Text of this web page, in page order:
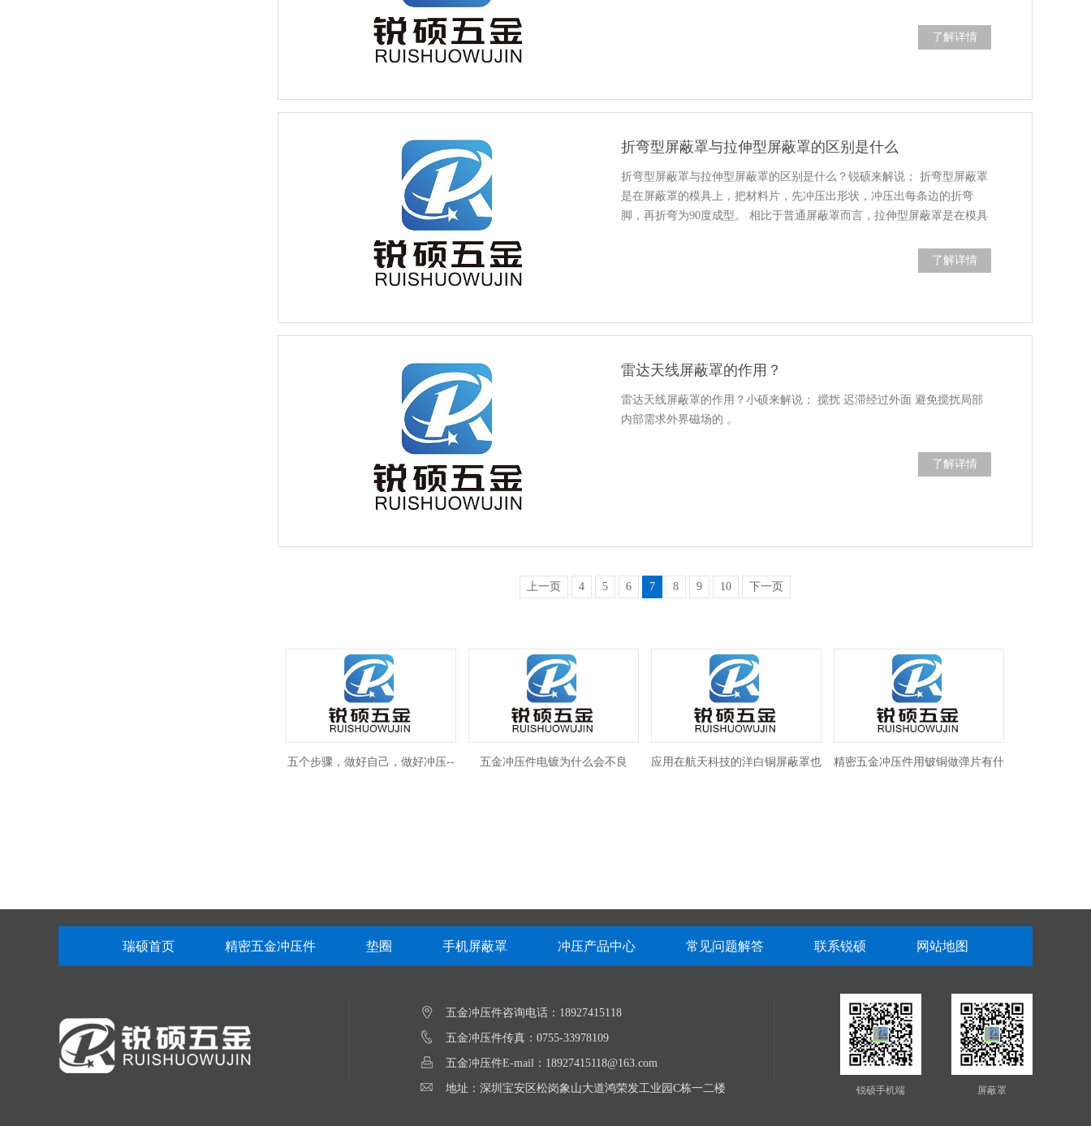
了解详情
折弯型屏蔽罩与拉伸型屏蔽罩的区别是什么
折弯型屏蔽罩与拉伸型屏蔽罩的区别是什么？锐硕来解说； 折弯型屏蔽罩
是在屏蔽罩的模具上，把材料片，先冲压出形状，冲压出每条边的折弯
脚，再折弯为90度成型。 相比于普通屏蔽罩而言，拉伸型屏蔽罩是在模具
了解详情
雷达天线屏蔽罩的作用？
雷达天线屏蔽罩的作用？小硕来解说； 搅扰 迟滞经过外面 避免搅扰局部
内部需求外界磁场的 。
了解详情
上一页 4 5 6 7 8 9 10 下一页
五个步骤，做好自己，做好冲压-- 五金冲压件电镀为什么会不良 应用在航天科技的洋白铜屏蔽罩也 精密五金冲压件用铍铜做弹片有什
精密五金冲压的常识问题--深圳锐 15年只专注做一件事 -深圳锐硕精
瑞硕首页 精密五金冲压件 垫圈 手机屏蔽罩 冲压产品中心 常见问题解答 联系锐硕 网站地图
屏蔽罩
锐硕手机端
五金冲压件咨询电话：18927415118
五金冲压件传真：0755-33978109
五金冲压件E-mail：18927415118@163.com
地址：深圳宝安区松岗象山大道鸿荣发工业园C栋一二楼